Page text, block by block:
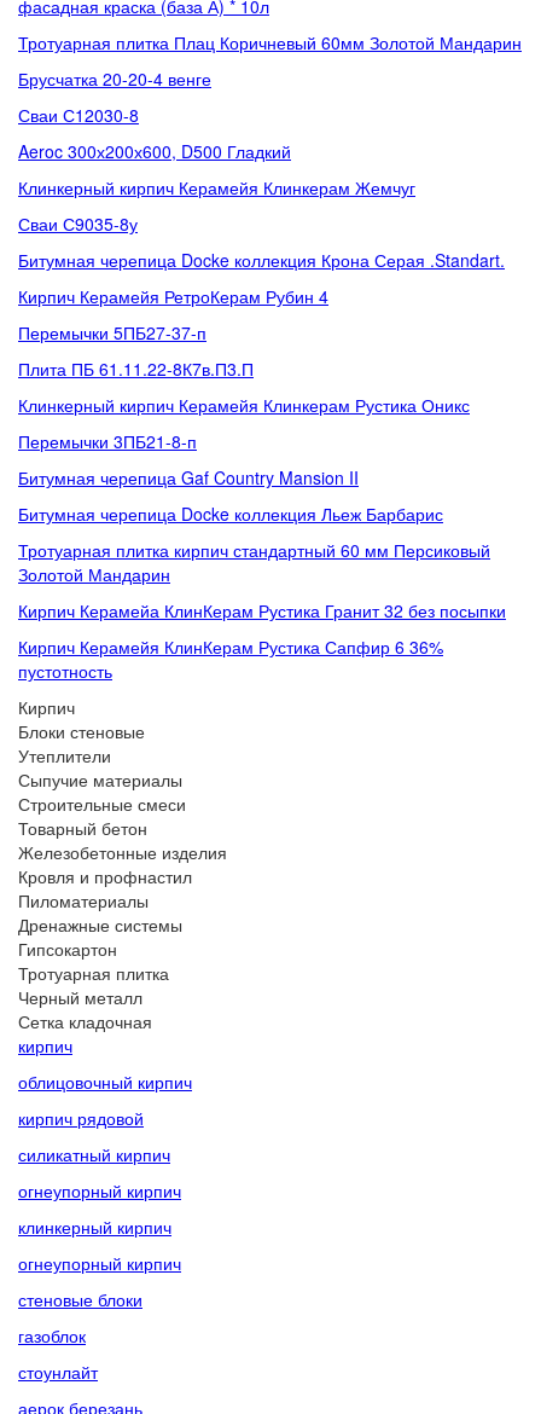
фасадная краска (база А) * 10л
Тротуарная плитка Плац Коричневый 60мм Золотой Мандарин
Брусчатка 20-20-4 венге
Сваи С12030-8
Aeroc 300х200х600, D500 Гладкий
Клинкерный кирпич Керамейя Клинкерам Жемчуг
Сваи С9035-8у
Битумная черепица Docke коллекция Крона Серая .Standart.
Кирпич Керамейя РетроКерам Рубин 4
Перемычки 5ПБ27-37-п
Плита ПБ 61.11.22-8К7в.П3.П
Клинкерный кирпич Керамейя Клинкерам Рустика Оникс
Перемычки 3ПБ21-8-п
Битумная черепица Gaf Country Mansion II
Битумная черепица Docke коллекция Льеж Барбарис
Тротуарная плитка кирпич стандартный 60 мм Персиковый
Золотой Мандарин
Кирпич Керамейа КлинКерам Рустика Гранит 32 без посыпки
Кирпич Керамейя КлинКерам Рустика Сапфир 6 36%
пустотность
Кирпич
Блоки стеновые
Утеплители
Сыпучие материалы
Строительные смеси
Товарный бетон
Железобетонные изделия
Кровля и профнастил
Пиломатериалы
Дренажные системы
Гипсокартон
Тротуарная плитка
Черный металл
Сетка кладочная
кирпич
облицовочный кирпич
кирпич рядовой
силикатный кирпич
огнеупорный кирпич
клинкерный кирпич
огнеупорный кирпич
стеновые блоки
газоблок
стоунлайт
аерок березань